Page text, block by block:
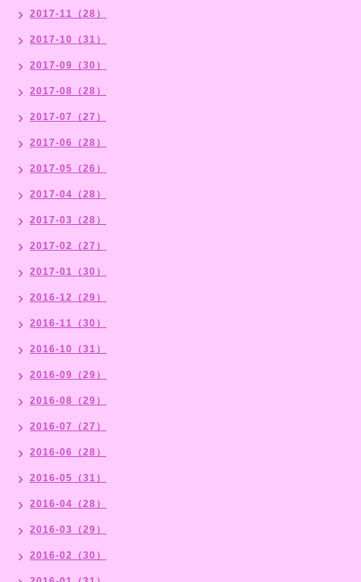
2017-11（28）
2017-10（31）
2017-09（30）
2017-08（28）
2017-07（27）
2017-06（28）
2017-05（26）
2017-04（28）
2017-03（28）
2017-02（27）
2017-01（30）
2016-12（29）
2016-11（30）
2016-10（31）
2016-09（29）
2016-08（29）
2016-07（27）
2016-06（28）
2016-05（31）
2016-04（28）
2016-03（29）
2016-02（30）